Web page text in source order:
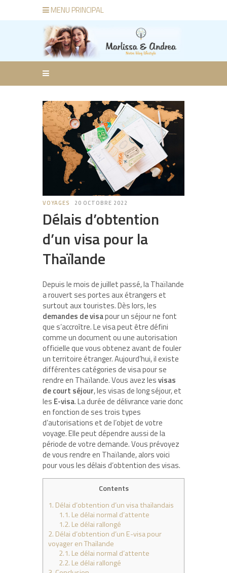
MENU PRINCIPAL
VOYAGES 20 OCTOBRE 2022
Délais d’obtention
d’un visa pour la
Thaïlande
Depuis le mois de juillet passé, la Thaïlande
a rouvert ses portes aux étrangers et
surtout aux touristes. Dès lors, les
demandes de visapour un séjour ne font
que s’accroître. Le visa peut être défini
comme un document ou une autorisation
officielle que vous obtenez avant de fouler
un territoire étranger. Aujourd’hui, il existe
différentes catégories de visa pour se
rendre en Thaïlande. Vous avez lesvisas
de court séjour, les visas de long séjour, et
les E-visa. La durée de délivrance varie donc
en fonction de ses trois types
d’autorisations et de l’objet de votre
voyage. Elle peut dépendre aussi de la
période de votre demande. Vous prévoyez
de vous rendre en Thaïlande, alors voici
pour vous les délais d’obtention des visas.
Contents
1. Délai d’obtention d’un visa thaïlandais
1.1. Le délai normal d’attente
1.2. Le délai rallongé
2. Délai d’obtention d’un E-visa pour
voyager en Thaïlande
2.1. Le délai normal d’attente
2.2. Le délai rallongé